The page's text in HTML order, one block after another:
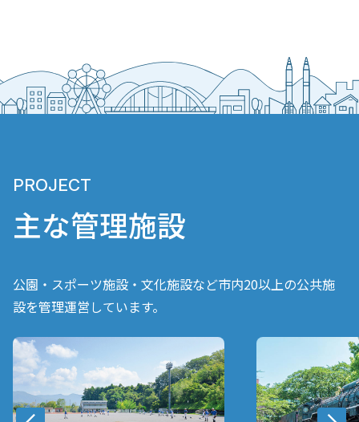
PROJECT
主な管理施設
公園・スポーツ施設・文化施設など市内20以上の公共施
設を管理運営しています。